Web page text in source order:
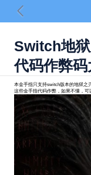
Switch地
代码作弊码
本金手指只支持switch版本的地狱之
这些金手指代码作弊，如果不懂，可